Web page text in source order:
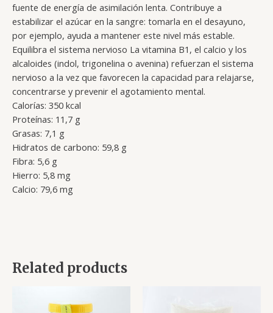
fuente de energía de asimilación lenta. Contribuye a
estabilizar el azúcar en la sangre: tomarla en el desayuno,
por ejemplo, ayuda a mantener este nivel más estable.
Equilibra el sistema nervioso La vitamina B1, el calcio y los
alcaloides (indol, trigonelina o avenina) refuerzan el sistema
nervioso a la vez que favorecen la capacidad para relajarse,
concentrarse y prevenir el agotamiento mental.
Calorías: 350 kcal
Proteínas: 11,7 g
Grasas: 7,1 g
Hidratos de carbono: 59,8 g
Fibra: 5,6 g
Hierro: 5,8 mg
Calcio: 79,6 mg
Related products